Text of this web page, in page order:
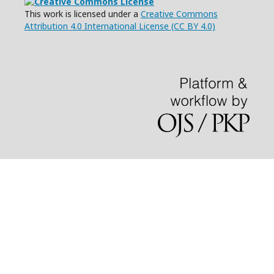
This work is licensed under a Creative Commons
Attribution 4.0 International License (CC BY 4.0)